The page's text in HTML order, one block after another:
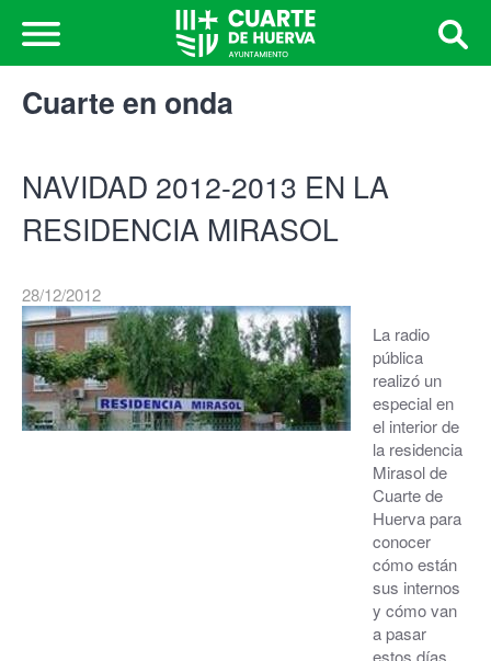
Cuarte en onda
NAVIDAD 2012-2013 EN LA
RESIDENCIA MIRASOL
28/12/2012
La radio
pública
realizó un
especial en
el interior de
la residencia
Mirasol de
Cuarte de
Huerva para
conocer
cómo están
sus internos
y cómo van
a pasar
estos días.